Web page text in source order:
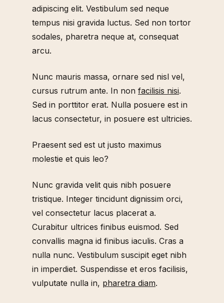
adipiscing elit. Vestibulum sed neque
tempus nisi gravida luctus. Sed non tortor
sodales, pharetra neque at, consequat
arcu.
Nunc mauris massa, ornare sed nisl vel,
cursus rutrum ante. In non facilisis nisi.
Sed in porttitor erat. Nulla posuere est in
lacus consectetur, in posuere est ultricies.
Praesent sed est ut justo maximus
molestie et quis leo?
Nunc gravida velit quis nibh posuere
tristique. Integer tincidunt dignissim orci,
vel consectetur lacus placerat a.
Curabitur ultrices finibus euismod. Sed
convallis magna id finibus iaculis. Cras a
nulla nunc. Vestibulum suscipit eget nibh
in imperdiet. Suspendisse et eros facilisis,
vulputate nulla in, pharetra diam.